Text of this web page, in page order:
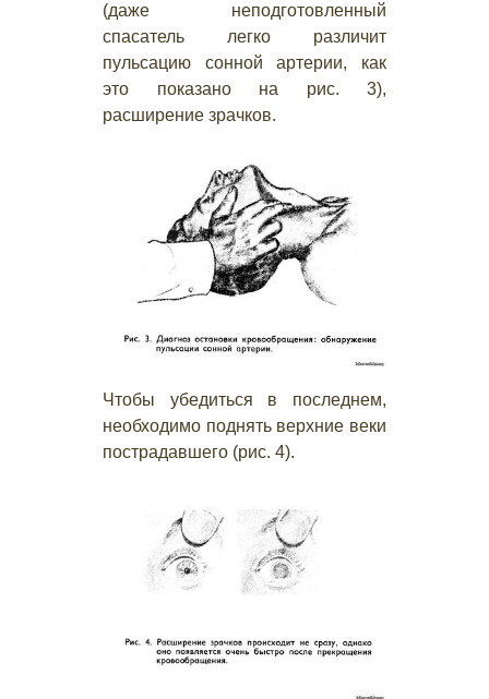
(даже неподготовленный
спасатель легко различит
пульсацию сонной артерии, как
это показано на рис. 3),
расширение зрачков.
Чтобы убедиться в последнем,
необходимо поднять верхние веки
пострадавшего (рис. 4).